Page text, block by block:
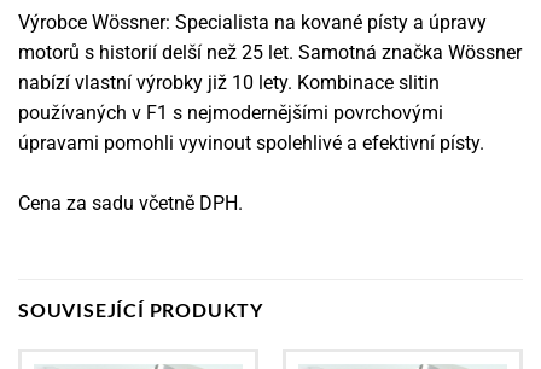
Výrobce Wössner: Specialista na kované písty a úpravy
motorů s historií delší než 25 let. Samotná značka Wössner
nabízí vlastní výrobky již 10 lety. Kombinace slitin
používaných v F1 s nejmodernějšími povrchovými
úpravami pomohli vyvinout spolehlivé a efektivní písty.
Cena za sadu včetně DPH.
SOUVISEJÍCÍ PRODUKTY